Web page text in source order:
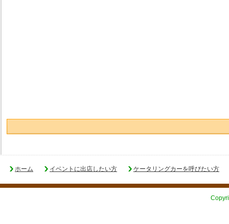
ホーム イベントに出店したい方 ケータリングカーを呼びたい方